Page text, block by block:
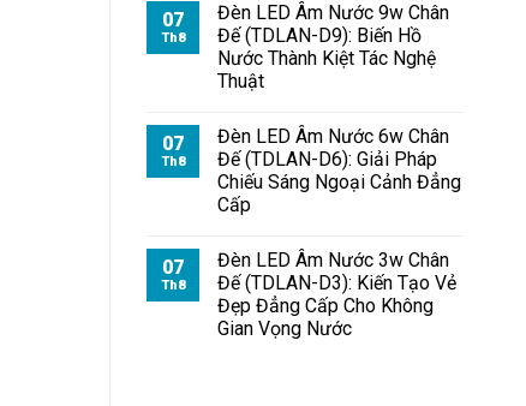
07
Th8
Đèn LED Âm Nước 9w Chân
Đế (TDLAN-D9): Biến Hồ
Nước Thành Kiệt Tác Nghệ
Thuật
07
Th8
Đèn LED Âm Nước 6w Chân
Đế (TDLAN-D6): Giải Pháp
Chiếu Sáng Ngoại Cảnh Đẳng
Cấp
07
Th8
Đèn LED Âm Nước 3w Chân
Đế (TDLAN-D3): Kiến Tạo Vẻ
Đẹp Đẳng Cấp Cho Không
Gian Vọng Nước